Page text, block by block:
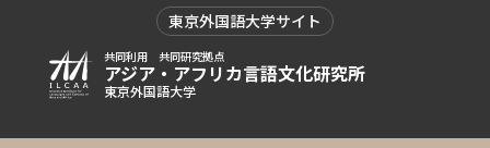
東京外国語大学サイト
共同利用 共同研究拠点
アジア・アフリカ言語文化研究所
東京外国語大学